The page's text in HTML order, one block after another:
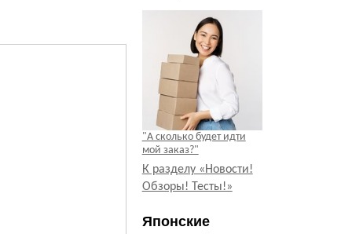
"А сколько будет идти
мой заказ?"
К разделу «Новости!
Обзоры! Тесты!»
Японские